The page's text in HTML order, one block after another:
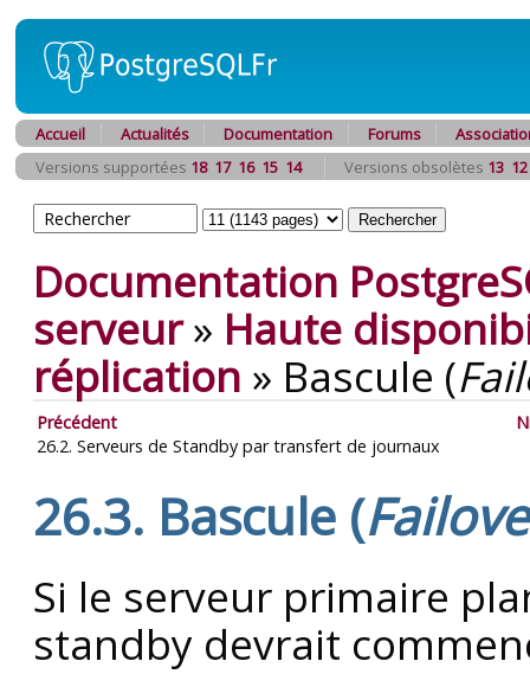
Accueil Actualités Documentation Forums
Versions supportées 18 17 16 15 14 Versions obsolètes 13 12
Documentation
serveur» Haute
réplication » Bascule (
Précédent
26.2. Serveurs de Standby par transfert de journaux
26.3. Bascule (
Si le serveur primaire
standby devrait